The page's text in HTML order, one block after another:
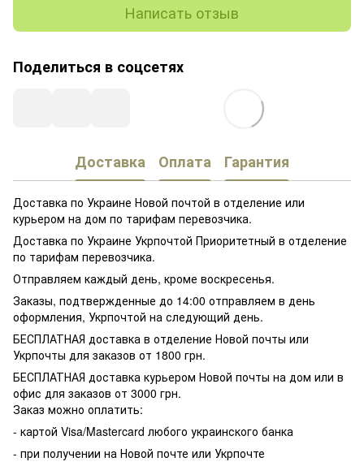
Написать отзыв
Поделиться в соцсетях
Доставка Оплата Гарантия
Доставка по Украине Новой почтой в отделение или
курьером на дом по тарифам перевозчика.
Доставка по Украине Укрпочтой Приоритетный в отделение
по тарифам перевозчика.
Отправляем каждый день, кроме воскресенья.
Заказы, подтвержденные до 14:00 отправляем в день
оформления, Укрпочтой на следующий день.
БЕСПЛАТНАЯ доставка в отделение Новой почты или
Укрпочты для заказов от 1800 грн.
БЕСПЛАТНАЯ доставка курьером Новой почты на дом или в
офис для заказов от 3000 грн.
Заказ можно оплатить:
- картой Visa/Mastercard любого украинского банка
- при получении на Новой почте или Укрпочте